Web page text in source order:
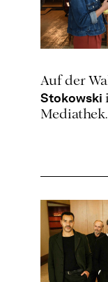
Auf der
Stokowski
Mediathek.